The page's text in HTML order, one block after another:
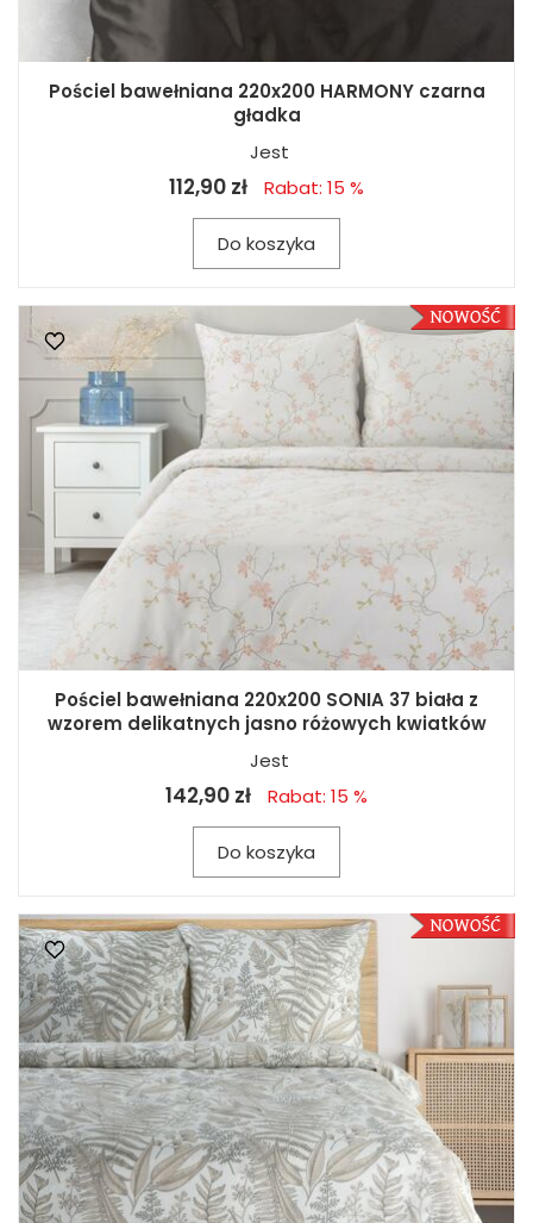
Pościel bawełniana 220x200 HARMONY czarna
gładka
Jest
112,90 zł Rabat: 15 %
Do koszyka
Pościel bawełniana 220x200 SONIA 37 biała z
wzorem delikatnych jasno różowych kwiatków
Jest
142,90 zł Rabat: 15 %
Do koszyka